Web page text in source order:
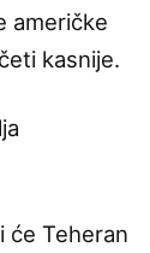
američke
kasnije.
će Teheran